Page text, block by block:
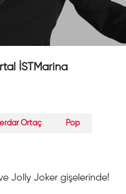
İSTMarina
Ortaç Pop
Jolly Joker gişelerinde!